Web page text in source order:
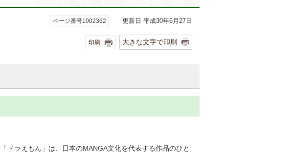
ページ番号1002362 更新日 平成30年6月27日
印刷 大きな文字で印刷
ドラえもん」は、日本のMANGA文化を代表する作品のひと